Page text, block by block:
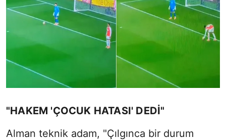
"HAKEM 'ÇOCUK HATASI' DEDİ"
Alman teknik adam, "Çılgınca bir durum